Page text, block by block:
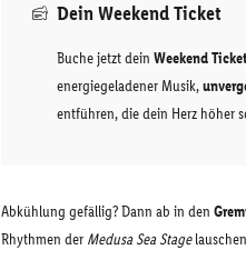
Dein Weekend Ticket
Buche jetzt dein Weekend Ticket
energiegeladener Musik,
entführen, die dein Herz höher
Abkühlung gefällig? Dann ab in den
Rhythmen der Medusa Sea Stage